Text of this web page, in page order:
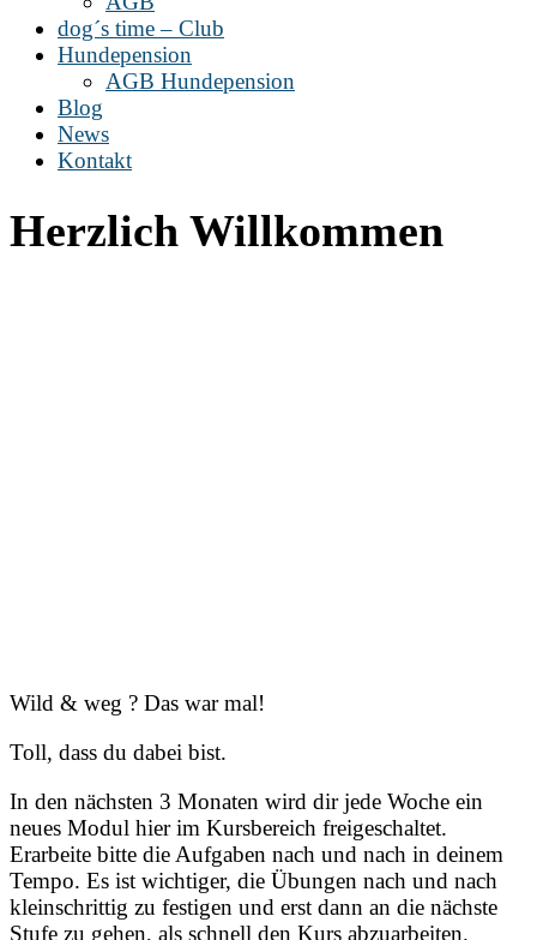
dog´s time – Club
Hundepension
AGB Hundepension
Blog
News
Kontakt
Herzlich Willkommen
Wild & weg ? Das war mal!
Toll, dass du dabei bist.
In den nächsten 3 Monaten wird dir jede Woche ein
neues Modul hier im Kursbereich freigeschaltet.
Erarbeite bitte die Aufgaben nach und nach in deinem
Tempo. Es ist wichtiger, die Übungen nach und nach
kleinschrittig zu festigen und erst dann an die nächste
Stufe zu gehen, als schnell den Kurs abzuarbeiten.